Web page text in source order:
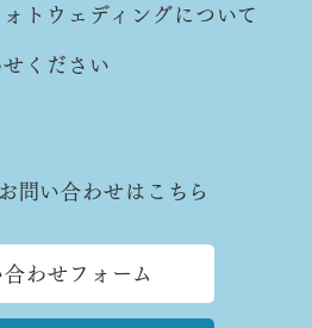
トウェディングについて
ください
問い合わせはこちら
合わせフォーム